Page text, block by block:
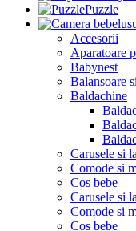
Puzzle
Accesorii
Aparatoare
Babynest
Balansoare
Baldachine
Carusele si
Comode si
Cos bebe
Carusele si
Comode si
Cos bebe